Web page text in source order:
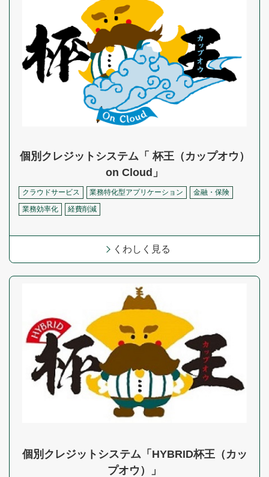
個別クレジットシステム「 杯王（カップオウ）
on Cloud」
クラウドサービス 業務特化型アプリケーション
金融・保険
業務効率化
経費削減
くわしく見る
個別クレジットシステム「HYBRID杯王（カッ
プオウ）」